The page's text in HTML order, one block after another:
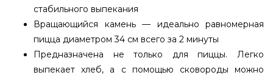
стабильного выпекания
Вращающийся камень — идеально равномерная
пицца диаметром 34 см всего за 2 минуты
Предназначена не только для пиццы. Легко
выпекает хлеб, а с помощью сковороды можно